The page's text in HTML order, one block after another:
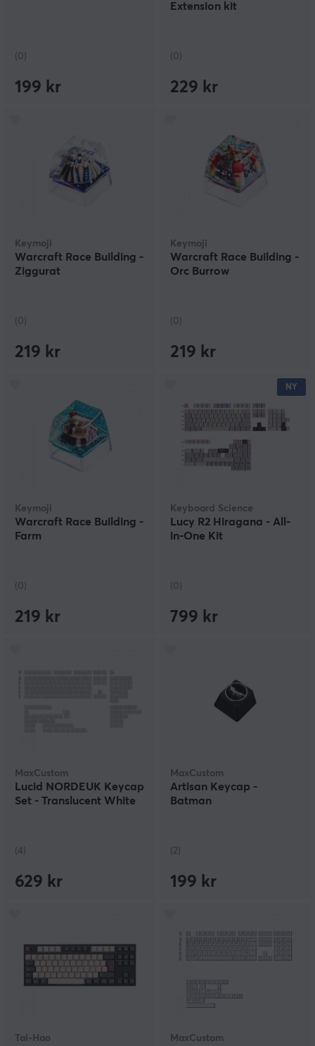
(0)
199 kr
Extension kit
(0)
229 kr
Keymoji
Warcraft Race Building -
Ziggurat
(0)
219 kr
Keymoji
Warcraft Race Building -
Orc Burrow
(0)
219 kr
Keymoji
Warcraft Race Building -
Farm
(0)
219 kr
NY
Keyboard Science
Lucy R2 Hiragana - All-
in-One Kit
(0)
799 kr
MaxCustom
Lucid NORDEUK Keycap
Set - Translucent White
(4)
629 kr
MaxCustom
Artisan Keycap -
Batman
(2)
199 kr
Tai-Hao MaxCustom